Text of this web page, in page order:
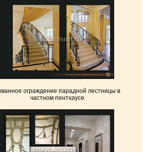
ограждение парадной лестницы в
частном пентхаусе